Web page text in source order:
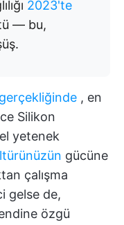
2023'te
— bu,
, en
Silikon
yetenek
gücüne
çalışma
gelse de,
özgü